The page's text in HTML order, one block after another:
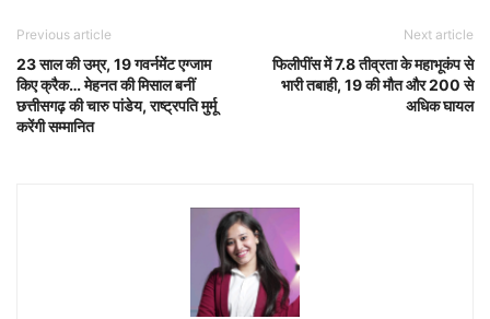
Previous article
23 साल की उम्र, 19 गवर्नमेंट एग्जाम
किए क्रैक… मेहनत की मिसाल बनीं
छत्तीसगढ़ की चारु पांडेय, राष्ट्रपति मुर्मू
करेंगी सम्मानित
Next article
फिलीपींस में 7.8 तीव्रता के महाभूकंप से
भारी तबाही, 19 की मौत और 200 से
अधिक घायल